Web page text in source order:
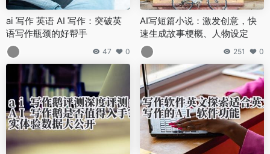
ai 写作 英语 AI 写作：突破英
语写作瓶颈的好帮手
47 0
AI写短篇小说：激发创意，快
速生成故事梗概、人物设定
251 0